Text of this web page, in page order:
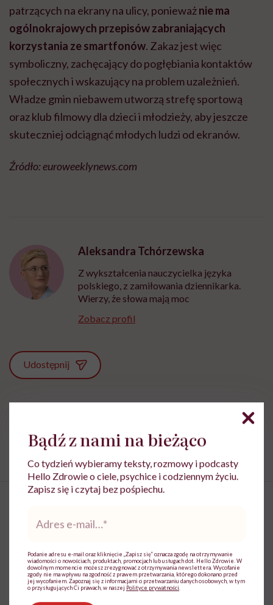
patrzących na ekrany na ulicy, ponieważnie ma
ogólnokrajowych przepisów zabraniających
korzystania ze smartfonów. Zakaz jest więc
symboliczny, zachęcający do pogłębiania kontaktów
społecznych i wskazujący na problem uzależnień.
Władze gmin niebawem utworzą strefę sportową
oraz klub filmowy dla dzieci i młodzieży, aby jeszcze
skuteczniej odciągnąć młodych ludzi od ekranów.
Źródło: euroweeklynews.com
Aleksandra Tchórzewska
Z wykształcenia nauczycielka języka
polskiego, z zamiłowania dziennikarka.
Wierzy, że słowa mają moc
Zobacz profil
Udostępnij
Relacja Uzależnienia
przypadku, który otworzył
drogę do znieczulenia
Bądź z nami na bieżąco
Co tydzień wybieramy teksty, rozmowy i podcasty
Hello Zdrowie o ciele, psychice i codziennym życiu.
Zapisz się i czytaj bez pośpiechu.
*
Podanie adresu e-mail oraz kliknięcie „Zapisz się” oznacza zgodę na otrzymywanie
wiadomości o nowościach, produktach, promocjach lub usługach dot. Hello Zdrowie. W
dowolnym momencie możesz zrezygnować z otrzymywania newslettera. Wycofanie
zgody nie ma wpływu na zgodność z prawem przetwarzania, którego dokonano przed
jej wycofaniem. Zapoznaj się z informacjami o przetwarzaniu danych osobowych, w tym
o przysługujących Ci prawach, w naszej Polityce prywatności